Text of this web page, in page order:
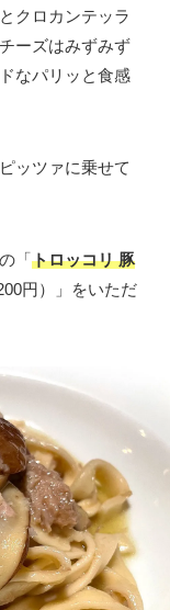
クロカンテッラ
ーズはみずみず
なパリッと食感
ッツァに乗せて
「トロッコリ 豚
円）」をいただ